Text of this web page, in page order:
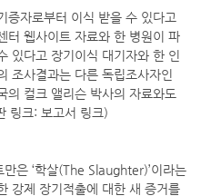
증자로부터 이식 받을 수 있다고
터 웹사이트 자료와 한 병원이 파
있다고 장기이식 대기자와 한 인
조사결과는 다른 독립조사자인
의 컬크 앨리슨 박사의 자료와도
링크: 보고서 링크)
은 ‘학살(The Slaughter)’이라는
강제 장기적출에 대한 새 증거를